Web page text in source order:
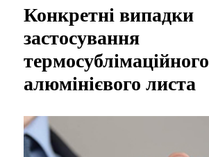
Конкретні випадки
застосування
термосублімаційного
алюмінієвого листа